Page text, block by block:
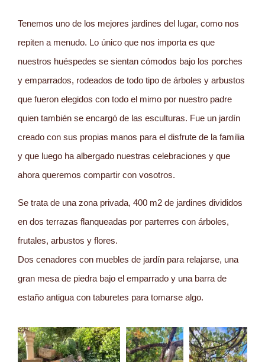
Tenemos uno de los mejores jardines del lugar, como nos
repiten a menudo. Lo único que nos importa es que
nuestros huéspedes se sientan cómodos bajo los porches
y emparrados, rodeados de todo tipo de árboles y arbustos
que fueron elegidos con todo el mimo por nuestro padre
quien también se encargó de las esculturas. Fue un jardín
creado con sus propias manos para el disfrute de la familia
y que luego ha albergado nuestras celebraciones y que
ahora queremos compartir con vosotros.
Se trata de una zona privada, 400 m2 de jardines divididos
en dos terrazas flanqueadas por parterres con árboles,
frutales, arbustos y flores.
Dos cenadores con muebles de jardín para relajarse, una
gran mesa de piedra bajo el emparrado y una barra de
estaño antigua con taburetes para tomarse algo.